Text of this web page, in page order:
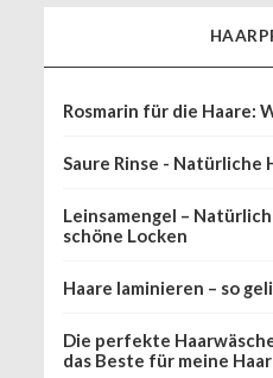
Rosmarin für die Haare:
Saure Rinse - Natürliche
Leinsamengel –
schöne Locken
Haare laminieren – so
Die perfekte
das Beste für meine